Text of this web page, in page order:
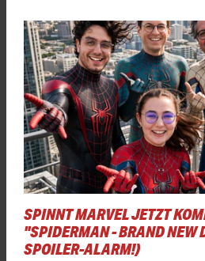
SPINNT MARVEL JETZT
"SPIDERMAN - BRAND NEW
SPOILER-ALARM!)